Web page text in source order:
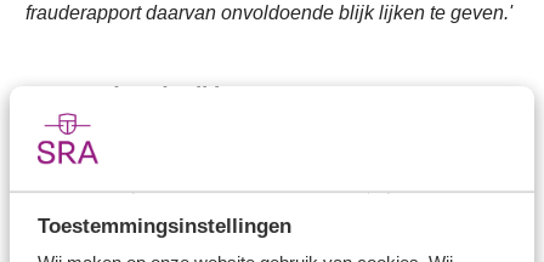
Toestemmingsinstellingen
frauderapport daarvan onvoldoende blijk lijken te geven.'
Be good and tell it
Half juni hebben 10 van de 13 accountantsorganisaties
betrokken bij de frauderisico-onderzoek, op een zeer
plezierige en open wijze over het proces en de
uitkomsten gesproken met betrokken AFM-projectleiders.